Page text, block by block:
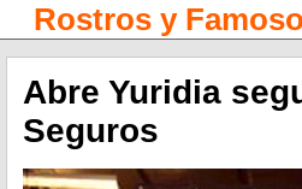
Rostros y
Abre Yuridia
Seguros